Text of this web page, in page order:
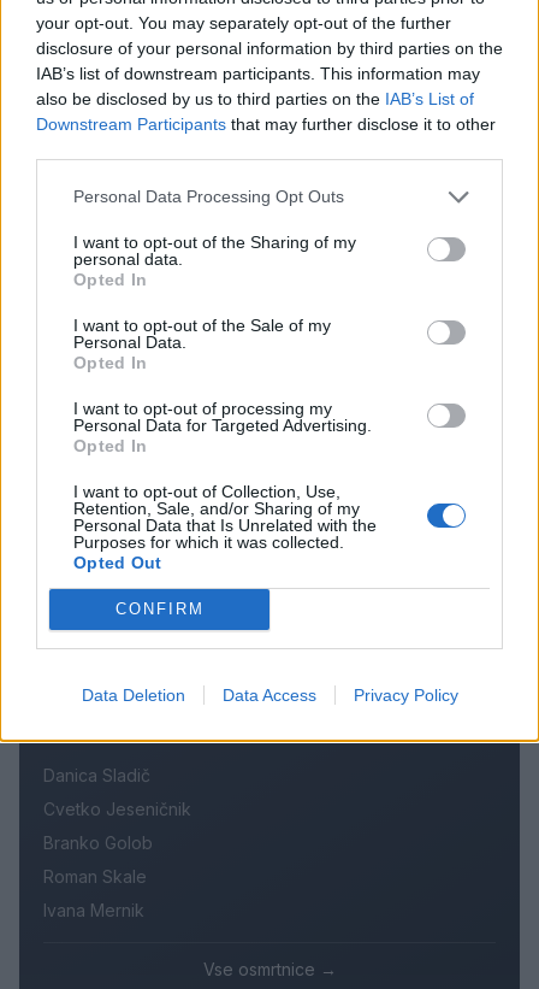
your opt-out. You may separately opt-out of the further
disclosure of your personal information by third parties on the
IAB’s list of downstream participants. This information may
also be disclosed by us to third parties on the IAB’s List of
Downstream Participants that may further disclose it to other
Personal Data Processing Opt Outs
I want to opt-out of the Sharing of my
personal data.
Opted In
I want to opt-out of the Sale of my
Personal Data.
Opted In
I want to opt-out of processing my
Personal Data for Targeted Advertising.
Opted In
I want to opt-out of Collection, Use,
Retention, Sale, and/or Sharing of my
Personal Data that Is Unrelated with the
Purposes for which it was collected.
Opted Out
CONFIRM
Data Deletion Data Access Privacy Policy
AVG
9
Obišči Vilo Čira-Čara
10:00
9
Tačke na patrulji: Dino-film
16:00
Vsi dogodki →
Najbolj brano
moškega udaril s steklenico in ga zabodel
(VIDEO) "Mislil sem, da je konec": Lastnik
velenjske picerije o padcu s padalom na
Hrvaškem
Dopustniška drama: Policija pričakala letalo s
Korošico po pristanku
Na Šaleški cesti v Velenju občanka poškodovala
tri vozila
Prijava pogrešanja razkrila tragedijo: V hiši našli
mrtvega 76-letnika
Danica Sladič
Cvetko Jeseničnik
Branko Golob
Roman Skale
Ivana Mernik
Vse osmrtnice →